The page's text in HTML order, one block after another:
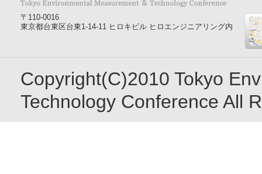
〒110-0016
東京都台東区台東1-14-11 ヒロキビル ヒロエンジニアリング内
Copyright(C)2010 Tokyo
Technology Conference All